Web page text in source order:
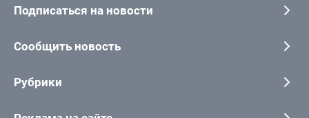
Подписаться на новости
Сообщить новость
Рубрики